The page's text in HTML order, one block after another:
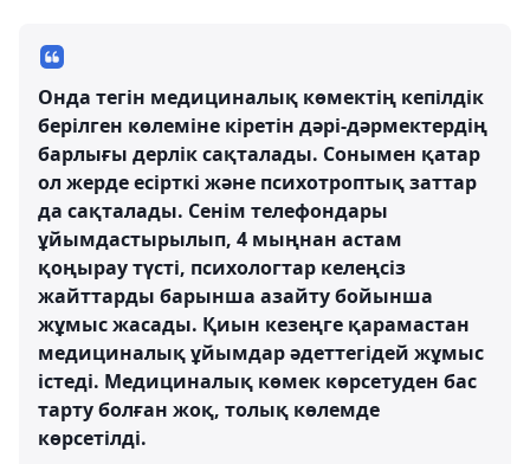
Онда тегін медициналық көмектің кепілдік
берілген көлеміне кіретін дәрі-дәрмектердің
барлығы дерлік сақталады. Сонымен қатар
ол жерде есірткі және психотроптық заттар
да сақталады. Сенім телефондары
ұйымдастырылып, 4 мыңнан астам
қоңырау түсті, психологтар келеңсіз
жайттарды барынша азайту бойынша
жұмыс жасады. Қиын кезеңге қарамастан
медициналық ұйымдар әдеттегідей жұмыс
істеді. Медициналық көмек көрсетуден бас
тарту болған жоқ, толық көлемде
көрсетілді.